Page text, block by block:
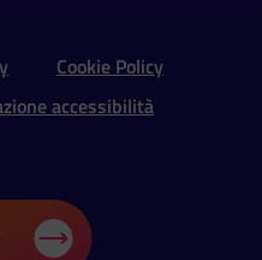
e Social
Cookie Policy
accessibilità